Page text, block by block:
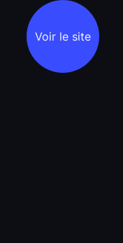
Voir le site